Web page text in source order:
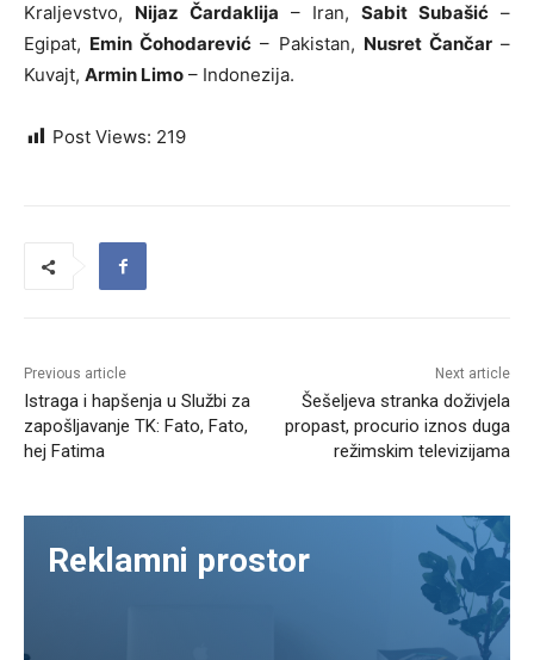
Kraljevstvo, Nijaz Čardaklija – Iran, Sabit Subašić –
Egipat, Emin Čohodarević – Pakistan, Nusret Čančar–
Kuvajt, Armin Limo – Indonezija.
Post Views: 219
Previous article
Istraga i hapšenja u Službi za
zapošljavanje TK: Fato, Fato,
hej Fatima
Next article
Šešeljeva stranka doživjela
propast, procurio iznos duga
režimskim televizijama
Reklamni prostor